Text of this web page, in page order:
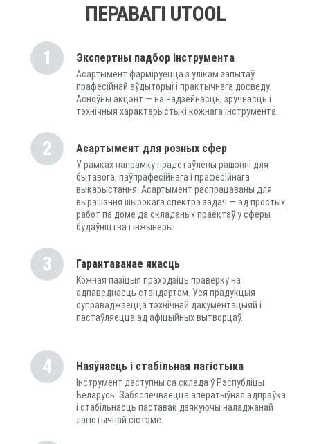
ПЕРАВАГІ UTOOL
1 Экспертны падбор інструмента
Асартымент фарміруецца з улікам запытаў
прафесійнай аўдыторыі і практычнага досведу.
Асноўны акцэнт — на надзейнасць, зручнасць і
тэхнічныя характарыстыкі кожнага інструмента.
2 Асартымент для розных сфер
У рамках напрамку прадстаўлены рашэнні для
бытавога, паўпрафесійнага і прафесійнага
выкарыстання. Асартымент распрацаваны для
вырашэння шырокага спектра задач — ад простых
работ па доме да складаных праектаў у сферы
будаўніцтва і інжынерыі.
3 Гарантаванае якасць
Кожная пазіцыя праходзіць праверку на
адпаведнасць стандартам. Уся прадукцыя
суправаджаецца тэхнічнай дакументацыяй і
пастаўляецца ад афіцыйных вытворцаў.
4 Наяўнасць і стабільная лагістыка
Інструмент даступны са склада ў Рэспубліцы
Беларусь. Забяспечваецца аператыўная адпраўка
і стабільнасць паставак дзякуючы наладжанай
лагістычнай сістэме.